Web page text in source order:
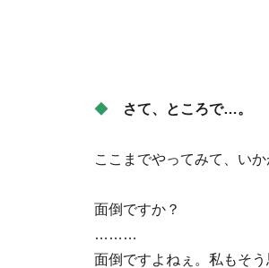
◆ さて、ところで…。
ここまでやってみて、い
面倒ですか？
………
面倒ですよねぇ。私もそう